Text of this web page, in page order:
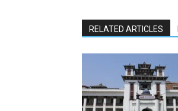
RELATED ARTICLES